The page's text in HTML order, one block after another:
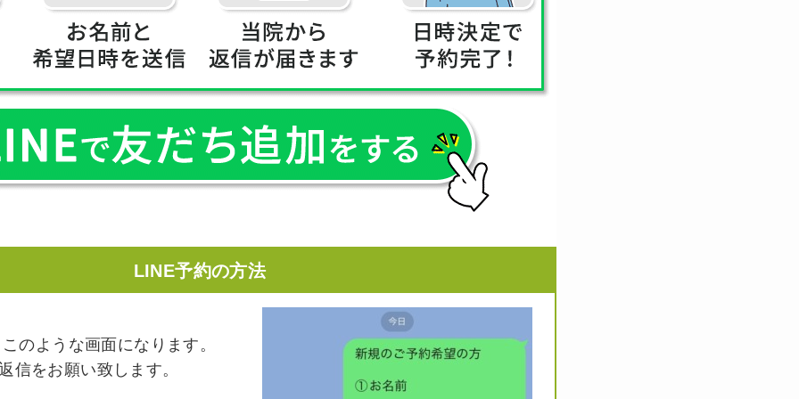
LINE予約の方法
のような画面になります。
信をお願い致します。